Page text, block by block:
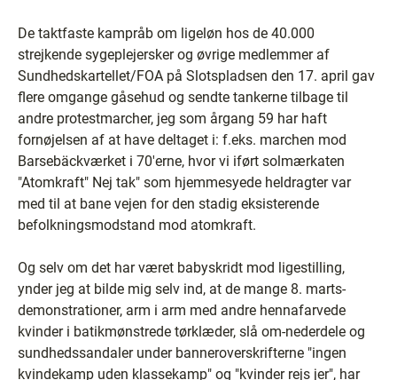
De taktfaste kampråb om ligeløn hos de 40.000
strejkende sygeplejersker og øvrige medlemmer af
Sundhedskartellet/FOA på Slotspladsen den 17. april gav
flere omgange gåsehud og sendte tankerne tilbage til
andre protestmarcher, jeg som årgang 59 har haft
fornøjelsen af at have deltaget i: f.eks. marchen mod
Barsebäckværket i 70'erne, hvor vi iført solmærkaten
"Atomkraft" Nej tak" som hjemmesyede heldragter var
med til at bane vejen for den stadig eksisterende
befolkningsmodstand mod atomkraft.
Og selv om det har været babyskridt mod ligestilling,
ynder jeg at bilde mig selv ind, at de mange 8. marts-
demonstrationer, arm i arm med andre hennafarvede
kvinder i batikmønstrede tørklæder, slå om-nederdele og
sundhedssandaler under banneroverskrifterne "ingen
kvindekamp uden klassekamp" og "kvinder rejs jer", har